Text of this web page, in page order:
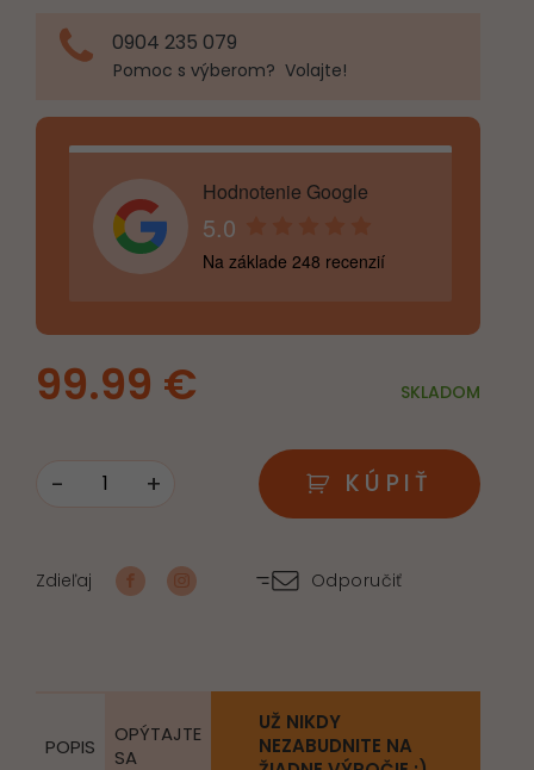
0904 235 079
Pomoc s výberom? Volajte!
Hodnotenie Google
5.0
Na základe 248 recenzií
99.99 € SKLADOM
-
smútočný
+ KÚPIŤ
Zdieľaj Odporučiť
POPIS
OPÝTAJTE
SA
UŽ NIKDY
NEZABUDNITE NA